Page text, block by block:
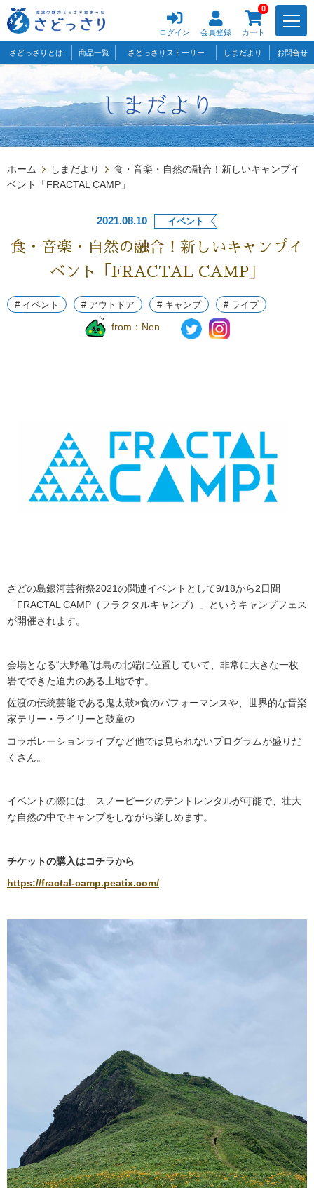
ログイン 会員登録
0
カート
さどっさりとは 商品一覧 さどっさりストーリー しまだより お問合せ
ホーム しまだより
食・音楽・自然の融合！新しいキャンプイ
ベント「FRACTAL CAMP」
2021.08.10 イベント
食・音楽・自然の融合！新しいキャンプイ
ベント「FRACTAL CAMP」
# イベント # アウトドア # キャンプ # ライブ
from： Nen
さどの島銀河芸術祭2021の関連イベントとして9/18から2日間
「FRACTAL CAMP （フラクタルキャンプ）」というキャンプフェス
が開催されます。
会場となる“大野亀”は島の北端に位置していて、非常に大きな一枚
岩でできた迫力のある土地です。
佐渡の伝統芸能である鬼太鼓×食のパフォーマンスや、世界的な音楽
家テリー・ライリーと鼓童の
コラボレーションライブなど他では見られないプログラムが盛りだ
くさん。
イベントの際には、スノーピークのテントレンタルが可能で、壮大
な自然の中でキャンプをしながら楽しめます。
チケットの購入はコチラから
https://fractal-camp.peatix.com/